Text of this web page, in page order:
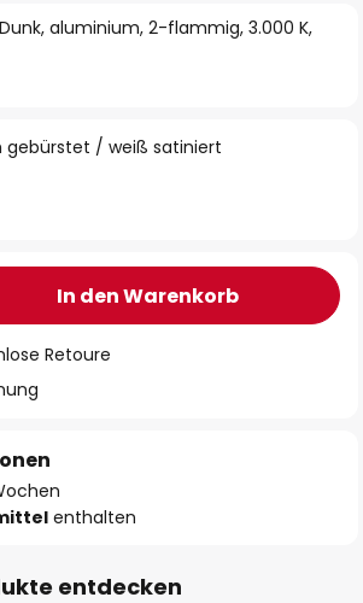
aluminium, 2-flammig, 3.000 K,
gebürstet / weiß satiniert
In den Warenkorb
Retoure
enthalten
entdecken